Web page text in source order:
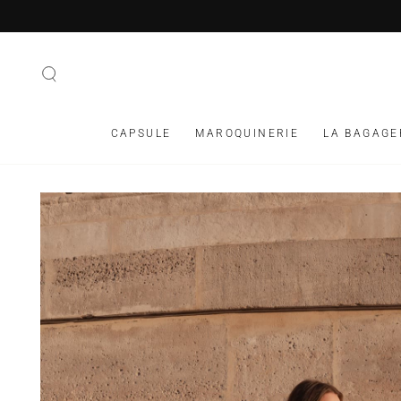
CAPSULE MAROQUINERIE LA
IGNORER LES
INFORMATIONS SUR
LE PRODUIT